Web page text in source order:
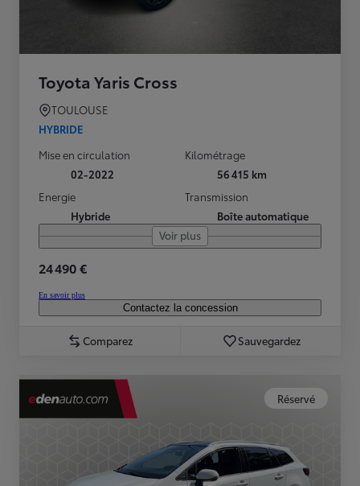
Toyota Yaris Cross
TOULOUSE
HYBRIDE
Mise en circulation
02-2022
Kilométrage
56 415 km
Energie
Hybride
Transmission
Boîte automatique
Voir plus
24 490 €
En savoir plus
Contactez la concession
Comparez Sauvegardez
Réservé